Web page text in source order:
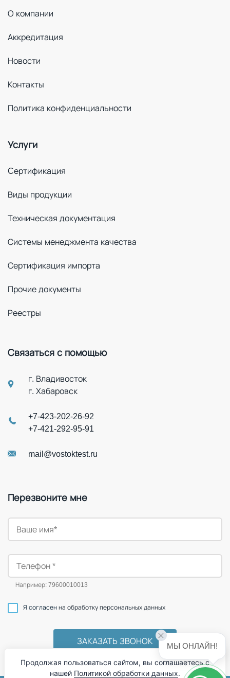
О компании
Аккредитация
Новости
Контакты
Политика конфиденциальности
Услуги
Cертификация
Виды продукции
Техническая документация
Системы менеджмента качества
Сертификация импорта
Прочие документы
Реестры
Связаться с помощью
г. Владивосток
г. Хабаровск
+7-423-202-26-92
+7-421-292-95-91
mail@vostoktest.ru
Перезвоните мне
Например: 79600010013
Я согласенна обработку персональных данных
Продолжая пользоваться сайтом, вы соглашаетесь с
нашей Политикой обработки данных.
МЫ ОНЛАЙН!